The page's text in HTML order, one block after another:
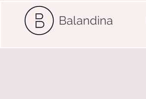
Balandina